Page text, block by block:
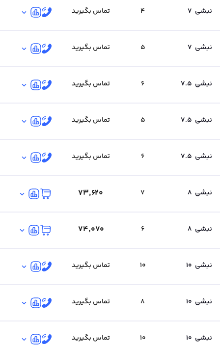
نبشی 7
4 تماس بگیرید
نبشی 7
5 تماس بگیرید
نبشی 7.5
6 تماس بگیرید
نبشی 7.5
5 تماس بگیرید
نبشی 7.5
6 تماس بگیرید
نبشی 8
7 ۷۳٬۶۲۰
نبشی 8
6 ۷۴٬۰۷۰
نبشی 10
10 تماس بگیرید
نبشی 10
8 تماس بگیرید
نبشی 10
10 تماس بگیرید